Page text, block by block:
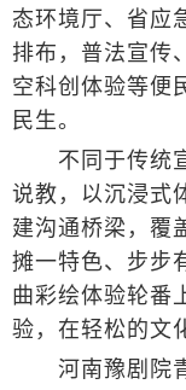
态环境厅、省应
排布，普法宣传
空科创体验等便
民生。
不同于传统宣
说教，以沉浸式
建沟通桥梁，覆
摊一特色、步步
曲彩绘体验轮番
验，在轻松的文
河南豫剧院青